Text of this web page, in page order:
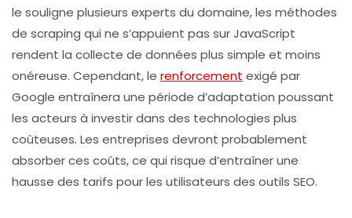
le souligne plusieurs experts du domaine, les méthodes
de scraping qui ne s’appuient pas sur JavaScript
rendent la collecte de données plus simple et moins
onéreuse. Cependant, le renforcement exigé par
Google entraînera une période d’adaptation poussant
les acteurs à investir dans des technologies plus
coûteuses. Les entreprises devront probablement
absorber ces coûts, ce qui risque d’entraîner une
hausse des tarifs pour les utilisateurs des outils SEO.